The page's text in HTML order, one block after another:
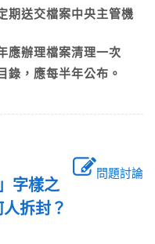
期送交檔案中央主管機
應辦理檔案清理一次
錄，應每半年公布。
問題討論
字樣之
人拆封？